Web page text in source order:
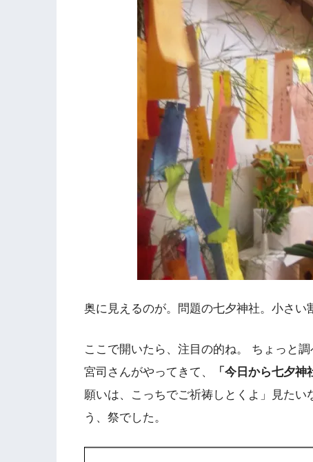
奥に見えるのが。問題の七夕神社。小さい
ここで開いたら、注目の的ね。 ちょっと
宮司さんがやってきて、
「今日から七夕神
願いは、こっちでご祈祷しとくよ」見た
う、祭でした。